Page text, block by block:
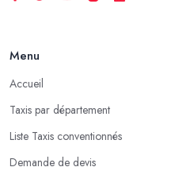
Menu
Accueil
Taxis par département
Liste Taxis conventionnés
Demande de devis